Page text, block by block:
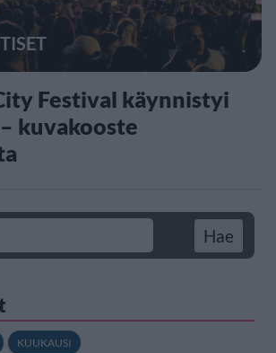
Festival käynnistyi
kuvakooste
KUUKAUSI